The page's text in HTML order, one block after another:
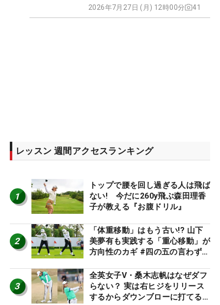
2026年7月27日 (月) 12時00分 41
レッスン 週間アクセスランキング
1
トップで腰を回し過ぎる人は飛ば
ない! 今だに260y飛ぶ森田理香
子が教える『お腹ドリル』
2
「体重移動」はもう古い!? 山下
美夢有も実践する「重心移動」が
方向性のカギ #四の五の言わず振
3
全英女子V・桑木志帆はなぜダフ
らない？ 実は右ヒジをリリース
するからダウンブローに打てる #